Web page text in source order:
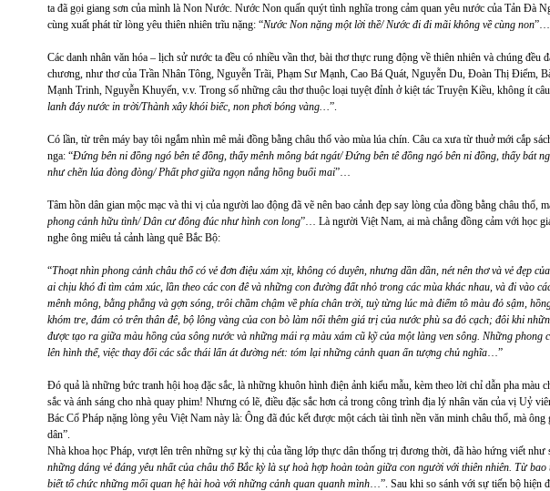
ta đã gọi giang sơn của mình là Non Nước. Nước Non quấn quýt tình nghĩa trong cảm quan yêu nước của Tản Đà
cùng xuất phát từ lòng yêu thiên nhiên trĩu nặng: “Nước Non nặng một lời thề/ Nước đi đi mãi không về cùng non”…
Các danh nhân văn hóa – lịch sử nước ta đều có nhiều vần thơ, bài thơ thực rung động về thiên nhiên và chúng đều
chương, như thơ của Trần Nhân Tông, Nguyễn Trãi, Phạm Sư Mạnh, Cao Bá Quát, Nguyễn Du, Đoàn Thị Điểm,
Mạnh Trinh, Nguyễn Khuyến, v.v. Trong số những câu thơ thuộc loại tuyệt đỉnh ở kiệt tác Truyện Kiều, không ít
lanh đáy nước in trời/Thành xây khói biếc, non phơi bóng vàng…”.
Có lần, từ trên máy bay tôi ngắm nhìn mê mải đồng bằng châu thổ vào mùa lúa chín. Câu ca xưa từ thuở mới cắp
nga: “Đứng bên ni đồng ngó bên tê đồng, thấy mênh mông bát ngát/ Đứng bên tê đồng ngó bên ni đồng, thấy bát
như chẽn lúa đòng đòng/ Phất phơ giữa ngọn nắng hồng buổi mai”…
Tâm hồn dân gian mộc mạc và thi vị của người lao động đã vẽ nên bao cảnh đẹp say lòng của đồng bằng châu thổ,
phong cảnh hữu tình/ Dân cư đông đúc như hình con long”… Là người Việt Nam, ai mà chẳng đồng cảm với học
nghe ông miêu tả cảnh làng quê Bắc Bộ:
“Thoạt nhìn phong cảnh châu thổ có vẻ đơn điệu xám xịt, không có duyên, nhưng dần dần, nét nên thơ và vẻ đẹp
ai chịu khó đi tìm cảm xúc, lần theo các con đê và những con đường đất nhỏ trong các mùa khác nhau, và đi vào
mênh mông, bằng phẳng và gợn sóng, trôi chầm chậm về phía chân trời, tuỳ từng lúc mà điểm tô màu đỏ sậm,
khóm tre, đám cỏ trên thân đê, bộ lông vàng của con bò làm nổi thêm giá trị của nước phù sa đỏ cạch; đôi khi
được tạo ra giữa màu hồng của sông nước và những mái rạ màu xám cũ kỹ của một làng ven sông. Những phong
lên hình thể, việc thay đổi các sắc thái lấn át đường nét: tóm lại những cảnh quan ấn tượng chủ nghĩa…”
Đó quả là những bức tranh hội hoạ đặc sắc, là những khuôn hình điện ảnh kiểu mẫu, kèm theo lời chỉ dẫn pha màu
sắc và ánh sáng cho nhà quay phim! Nhưng có lẽ, điều đặc sắc hơn cả trong công trình địa lý nhân văn của vị Uỷ
Bác Cổ Pháp nặng lòng yêu Việt Nam này là: Ông đã đúc kết được một cách tài tình nền văn minh châu thổ, mà
dân”.
Nhà khoa học Pháp, vượt lên trên những sự kỳ thị của tầng lớp thực dân thống trị đương thời, đã hào hứng viết như
những dáng vẻ đáng yêu nhất của châu thổ Bắc kỳ là sự hoà hợp hoàn toàn giữa con người với thiên nhiên. Từ
biết tổ chức những mối quan hệ hài hoà với những cảnh quan quanh mình…”. Sau khi so sánh với sự tiến bộ hiện